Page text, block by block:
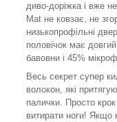
диво-доріжка і вже
Mat не ковзає, не
низькопрофільні
половічок має
бавовни і 45%
Весь секрет супер
волокон, які
палички. Просто
витирати ноги! Якщо